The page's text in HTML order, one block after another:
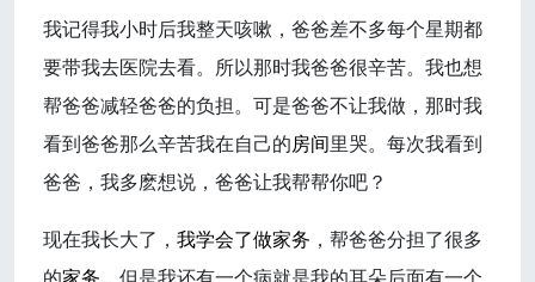
我记得我小时后我整天咳嗽，爸爸差不多每个星期都
要带我去医院去看。所以那时我爸爸很辛苦。我也想
帮爸爸减轻爸爸的负担。可是爸爸不让我做，那时我
看到爸爸那么辛苦我在自己的房间里哭。每次我看到
爸爸，我多麽想说，爸爸让我帮帮你吧？
现在我长大了， 我学会了做家务 ，帮爸爸分担了很多